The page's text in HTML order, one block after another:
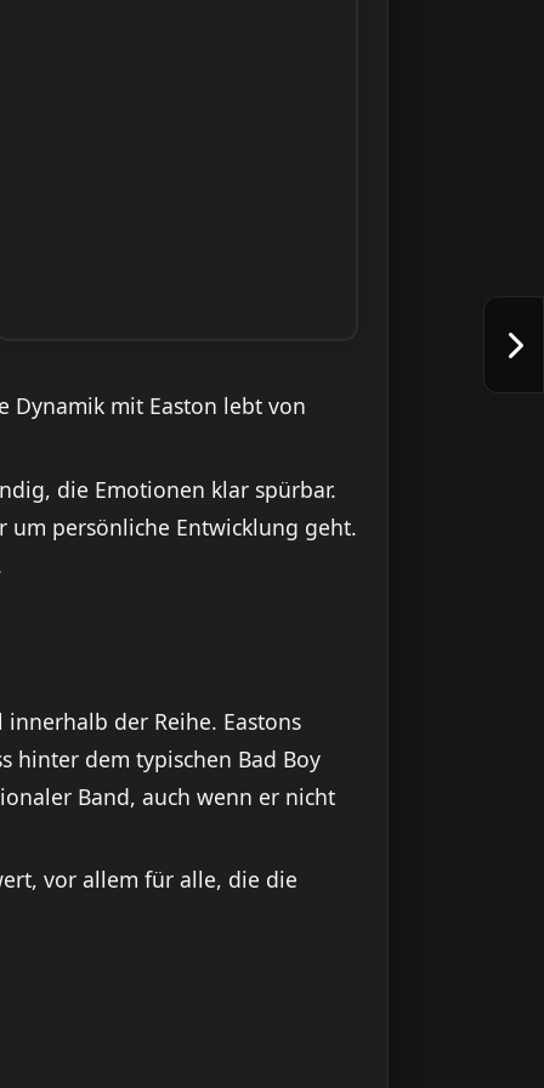
Dynamik mit Easton lebt von
die Emotionen klar spürbar.
um persönliche Entwicklung geht.
der Reihe. Eastons
hinter dem typischen Bad Boy
Band, auch wenn er nicht
vor allem für alle, die die